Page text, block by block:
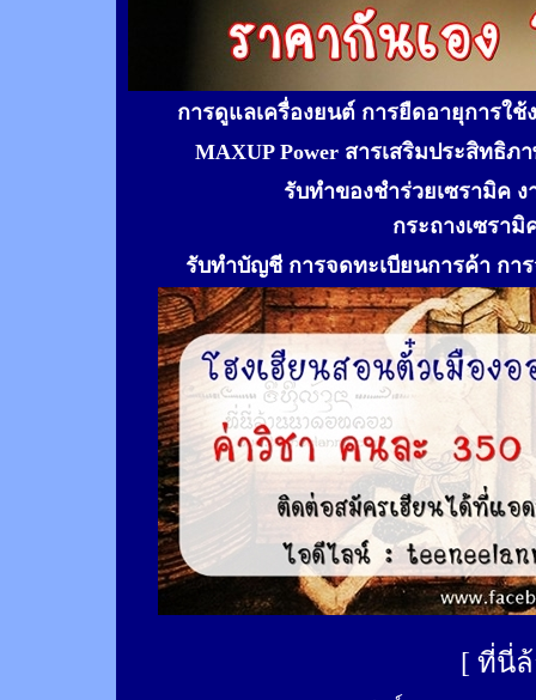
การดูแลเครื่องยนต์ การยืดอายุการใ
MAXUP Power สารเสริมประสิทธิ
รับทำของชำร่วยเซรามิค
กระถางเซรา
รับทำบัญชี การจดทะเบียนการค้า กา
[ ที่นี่